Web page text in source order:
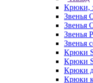
Крюки,
Звенья
Звенья
Звенья
Звенья
Крюки
Крюки
Крюки
Крюки